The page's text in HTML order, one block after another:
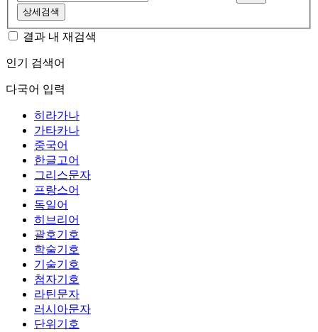
상세검색
결과 내 재검색
인기 검색어
다국어 입력
히라가나
가타카나
중국어
한글고어
그리스문자
프랑스어
독일어
히브리어
괄호기호
학술기호
기술기호
첨자기호
라틴문자
러시아문자
단위기호